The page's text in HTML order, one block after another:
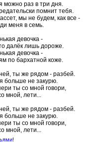
можно раз в три дня.
помнит тебя.
мы не будем, как все -
меня в семь.
девочка -
далёк лишь дороже.
девочка -
по бархатной коже.
ты же рядом - разбей.
больше не закурю.
ты со мной говори,
мной, лети...
ты же рядом - разбей.
больше не закурю.
ты со мной говори,
мной, лети...